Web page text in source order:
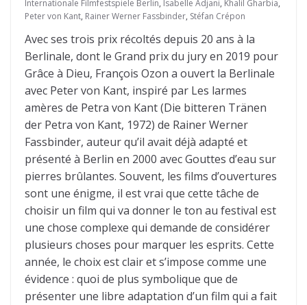
Internationale Filmfestspiele Berlin, Isabelle Adjani, Khalil Gharbia,
Peter von Kant, Rainer Werner Fassbinder, Stéfan Crépon
Avec ses trois prix récoltés depuis 20 ans à la
Berlinale, dont le Grand prix du jury en 2019 pour
Grâce à Dieu, François Ozon a ouvert la Berlinale
avec Peter von Kant, inspiré par Les larmes
amères de Petra von Kant (Die bitteren Tränen
der Petra von Kant, 1972) de Rainer Werner
Fassbinder, auteur qu’il avait déjà adapté et
présenté à Berlin en 2000 avec Gouttes d’eau sur
pierres brûlantes. Souvent, les films d’ouvertures
sont une énigme, il est vrai que cette tâche de
choisir un film qui va donner le ton au festival est
une chose complexe qui demande de considérer
plusieurs choses pour marquer les esprits. Cette
année, le choix est clair et s’impose comme une
évidence : quoi de plus symbolique que de
présenter une libre adaptation d’un film qui a fait